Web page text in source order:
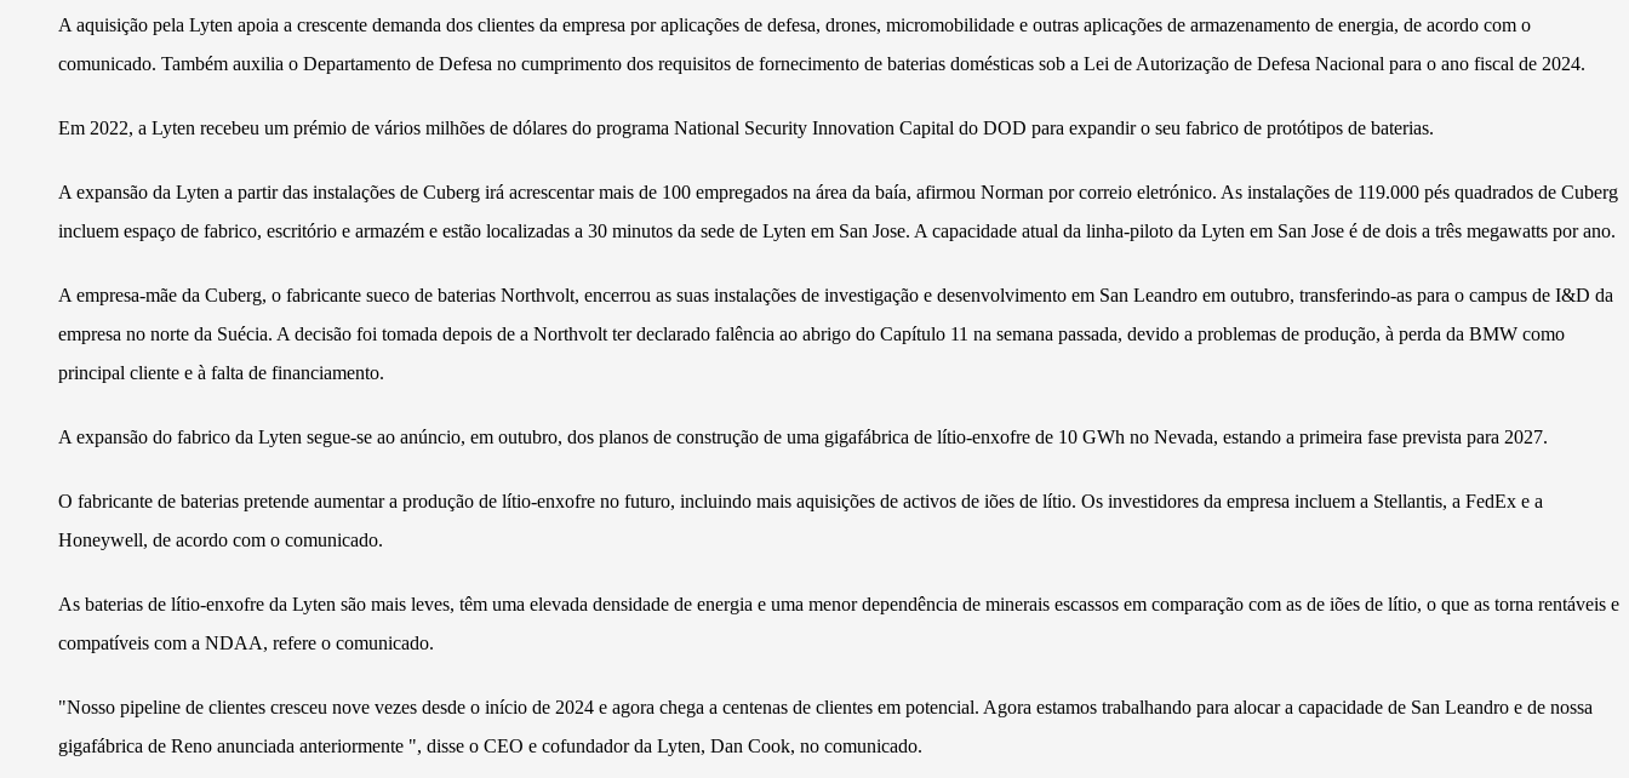
A aquisição pela Lyten apoia a crescente demanda dos clientes da empresa por aplicações de defesa, drones, micromobilidade e outras aplicações de armazenamento de energia, de acordo com o
comunicado. Também auxilia o Departamento de Defesa no cumprimento dos requisitos de fornecimento de baterias domésticas sob a Lei de Autorização de Defesa Nacional para o ano fiscal de 2024.
Em 2022, a Lyten recebeu um prémio de vários milhões de dólares do programa National Security Innovation Capital do DOD para expandir o seu fabrico de protótipos de baterias.
A expansão da Lyten a partir das instalações de Cuberg irá acrescentar mais de 100 empregados na área da baía, afirmou Norman por correio eletrónico. As instalações de 119.000 pés quadrados de Cuberg
incluem espaço de fabrico, escritório e armazém e estão localizadas a 30 minutos da sede de Lyten em San Jose. A capacidade atual da linha-piloto da Lyten em San Jose é de dois a três megawatts por ano.
A empresa-mãe da Cuberg, o fabricante sueco de baterias Northvolt, encerrou as suas instalações de investigação e desenvolvimento em San Leandro em outubro, transferindo-as para o campus de I&D da
empresa no norte da Suécia. A decisão foi tomada depois de a Northvolt ter declarado falência ao abrigo do Capítulo 11 na semana passada, devido a problemas de produção, à perda da BMW como
principal cliente e à falta de financiamento.
A expansão do fabrico da Lyten segue-se ao anúncio, em outubro, dos planos de construção de uma gigafábrica de lítio-enxofre de 10 GWh no Nevada, estando a primeira fase prevista para 2027.
O fabricante de baterias pretende aumentar a produção de lítio-enxofre no futuro, incluindo mais aquisições de activos de iões de lítio. Os investidores da empresa incluem a Stellantis, a FedEx e a
Honeywell, de acordo com o comunicado.
As baterias de lítio-enxofre da Lyten são mais leves, têm uma elevada densidade de energia e uma menor dependência de minerais escassos em comparação com as de iões de lítio, o que as torna rentáveis e
compatíveis com a NDAA, refere o comunicado.
"Nosso pipeline de clientes cresceu nove vezes desde o início de 2024 e agora chega a centenas de clientes em potencial. Agora estamos trabalhando para alocar a capacidade de San Leandro e de nossa
gigafábrica de Reno anunciada anteriormente ", disse o CEO e cofundador da Lyten, Dan Cook, no comunicado.